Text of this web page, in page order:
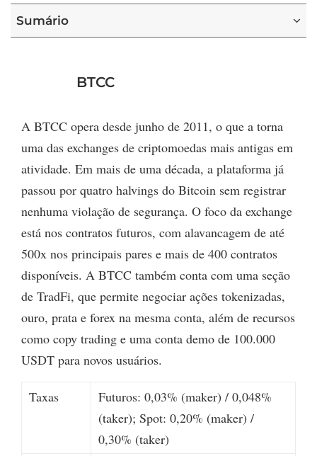
Sumário
BTCC
A BTCC opera desde junho de 2011, o que a torna
uma das exchanges de criptomoedas mais antigas em
atividade. Em mais de uma década, a plataforma já
passou por quatro halvings do Bitcoin sem registrar
nenhuma violação de segurança. O foco da exchange
está nos contratos futuros, com alavancagem de até
500x nos principais pares e mais de 400 contratos
disponíveis. A BTCC também conta com uma seção
de TradFi, que permite negociar ações tokenizadas,
ouro, prata e forex na mesma conta, além de recursos
como copy trading e uma conta demo de 100.000
USDT para novos usuários.
Taxas
Futuros: 0,03% (maker) / 0,048%
(taker); Spot: 0,20% (maker) /
0,30% (taker)